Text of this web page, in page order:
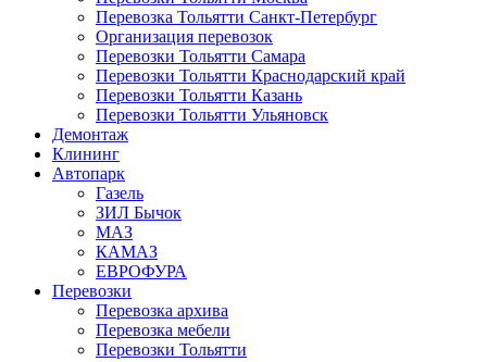
Перевозка Тольятти Санкт-Петербург
Организация перевозок
Перевозки Тольятти Самара
Перевозки Тольятти Краснодарский край
Перевозки Тольятти Казань
Перевозки Тольятти Ульяновск
Демонтаж
Клининг
Автопарк
Газель
ЗИЛ Бычок
МАЗ
КАМАЗ
ЕВРОФУРА
Перевозки
Перевозка архива
Перевозка мебели
Перевозки Тольятти